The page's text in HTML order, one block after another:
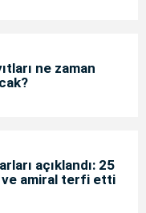
ne zaman
açıklandı: 25
ve amiral terfi etti